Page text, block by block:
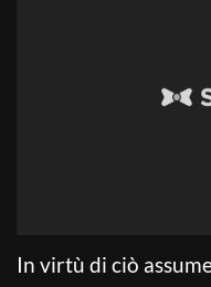
In virtù di ciò